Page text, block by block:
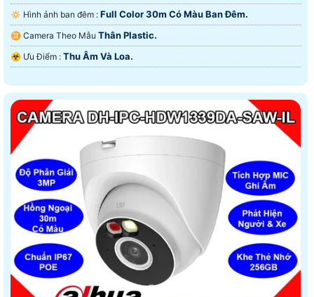
🔅 Hình ảnh ban đêm : Full Color 30m Có Màu Ban Ðêm.
♊ Camera Theo Mẫu Thân Plastic.
️☣️ Ưu Điểm : Thu Âm Và Loa.